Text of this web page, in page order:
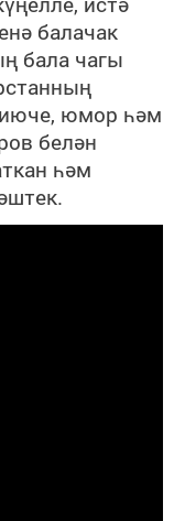
балачак
бала чагы
юмор һәм
белән
һәм